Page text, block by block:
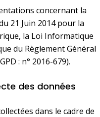
concernant la
21 Juin 2014 pour la
la Loi Informatique
du Règlement Général
: n° 2016-679).
des données
dans le cadre de